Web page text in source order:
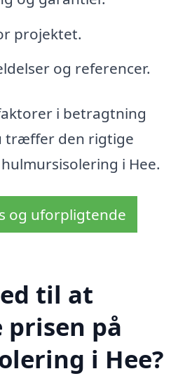
projektet.
og referencer.
i betragtning
træffer den rigtige
i Hee.
og uforpligtende
til at
prisen på
i Hee?